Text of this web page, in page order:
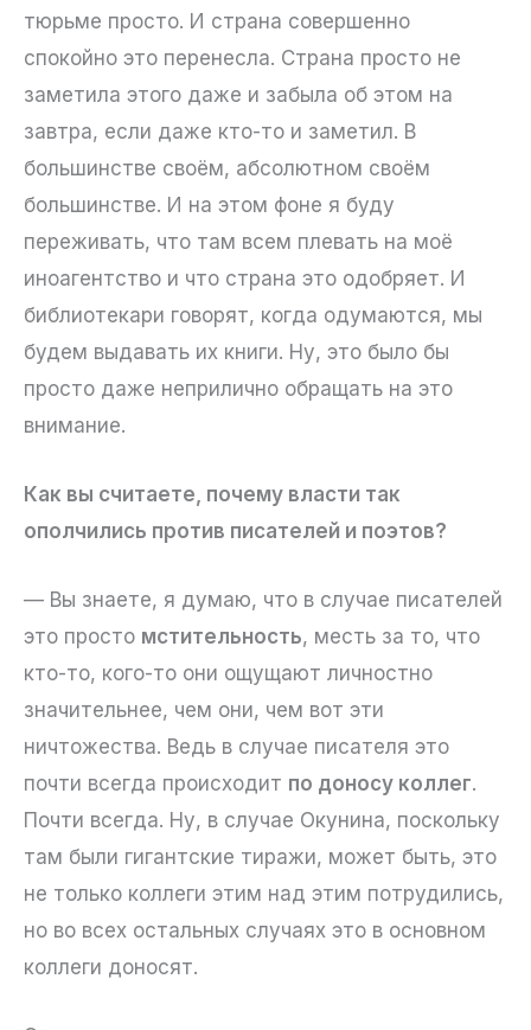
тюрьме просто. И страна совершенно
спокойно это перенесла. Страна просто не
заметила этого даже и забыла об этом на
завтра, если даже кто-то и заметил. В
большинстве своём, абсолютном своём
большинстве. И на этом фоне я буду
переживать, что там всем плевать на моё
иноагентство и что страна это одобряет. И
библиотекари говорят, когда одумаются, мы
будем выдавать их книги. Ну, это было бы
просто даже неприлично обращать на это
внимание.
Как вы считаете, почему власти так
ополчились против писателей и поэтов?
— Вы знаете, я думаю, что в случае писателей
это просто мстительность, месть за то, что
кто-то, кого-то они ощущают личностно
значительнее, чем они, чем вот эти
ничтожества. Ведь в случае писателя это
почти всегда происходит по доносу коллег.
Почти всегда. Ну, в случае Окунина, поскольку
там были гигантские тиражи, может быть, это
не только коллеги этим над этим потрудились,
но во всех остальных случаях это в основном
коллеги доносят.